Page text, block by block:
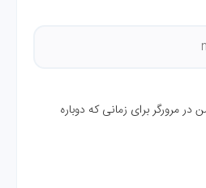
در مرورگر برای زمانی که دوباره